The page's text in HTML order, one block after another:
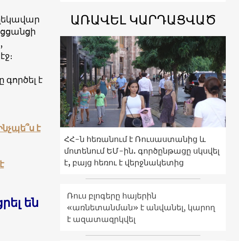
է
է
են
ԱՌԱՎԵԼ ԿԱՐԴԱՑՎԱԾ
ՀՀ-ն հեռանում է Ռուսաստանից և
մոտենում ԵՄ-ին. գործընթացը սկսվել
է, բայց հեռու է վերջնակետից
Ռուս բլոգերը հայերին
«առնետանման» է անվանել, կարող
է ազատազրկվել